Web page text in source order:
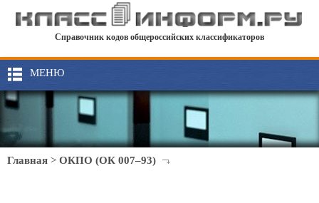
Справочник кодов общероссийских классификаторов
МЕНЮ
Главная > ОКПО (ОК 007–93)